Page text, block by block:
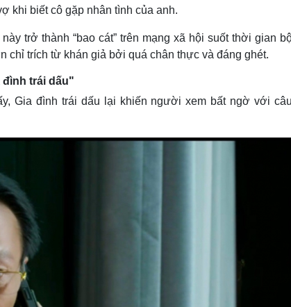
khi biết cô gặp nhân tình của anh.
trở thành “bao cát” trên mạng xã hội suốt thời gian
chỉ trích từ khán giả bởi quá chân thực và đáng ghét.
đình trái dấu"
Gia đình trái dấu lại khiến người xem bất ngờ với câu